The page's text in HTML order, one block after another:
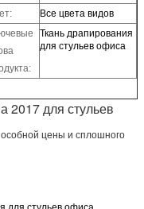
Все цвета видов
Ткань драпирования
для стульев офиса
2017 для стульев
цены и сплошного